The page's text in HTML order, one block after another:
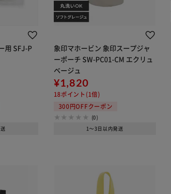
用 SFJ-P
象印マホービン 象印スープジャ
ーポーチ SW-PC01-CM エクリュ
ベージュ
¥1,820
18ポイント(1倍)
300円OFFクーポン
(0)
1～3日以内発送